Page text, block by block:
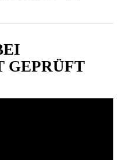
GEPRÜFT